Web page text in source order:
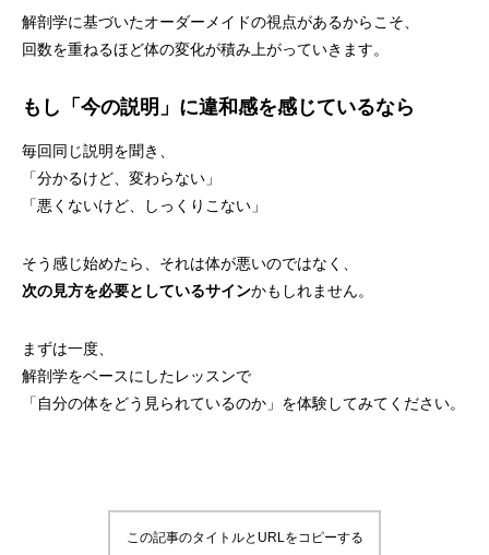
解剖学に基づいたオーダーメイドの視点があるからこそ、
回数を重ねるほど体の変化が積み上がっていきます。
もし「今の説明」に違和感を感じているなら
毎回同じ説明を聞き、
「分かるけど、変わらない」
「悪くないけど、しっくりこない」
そう感じ始めたら、それは体が悪いのではなく、
次の見方を必要としているサインかもしれません。
まずは一度、
解剖学をベースにしたレッスンで
「自分の体をどう見られているのか」を体験してみてください。
この記事のタイトルとURLをコピーする